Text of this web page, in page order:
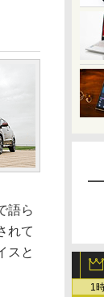
1
語ら
れて
スと